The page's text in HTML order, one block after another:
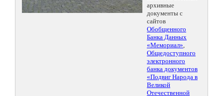
архивные
документы с
сайтов
Обобщенного
Банка Данных
«Мемориал»,
Общедоступного
электронного
банка документов
«Подвиг Народа в
Великой
Отечественной